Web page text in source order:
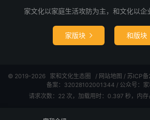
家文化以家庭生活攻防为主，和文化以企
家版块  和版块
© 2019-2026 家和文化生态圈 / 网站地图 / 苏ICP
备案：32028102001344 / 公众号：家
请求次数：22 次，加载用时：0.397 秒，内存